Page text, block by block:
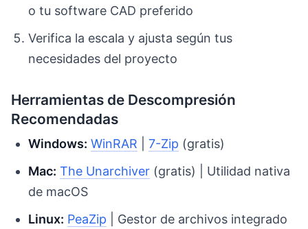
o tu software CAD preferido
Verifica la escala y ajusta según tus
necesidades del proyecto
Herramientas de Descompresión
Recomendadas
Windows: WinRAR |7-Zip (gratis)
Mac: The Unarchiver (gratis) | Utilidad nativa
de macOS
Linux: PeaZip | Gestor de archivos integrado